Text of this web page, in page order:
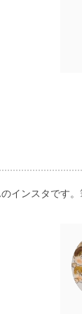
インスタです